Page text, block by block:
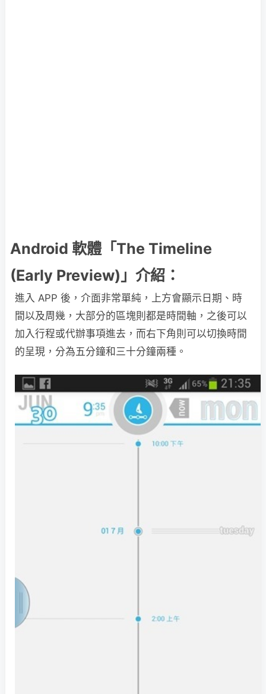
Android 軟體「The Timeline
(Early Preview)」介紹：
進入 APP 後，介面非常單純，上方會顯示日期、時
間以及周幾，大部分的區塊則都是時間軸，之後可以
加入行程或代辦事項進去，而右下角則可以切換時間
的呈現，分為五分鐘和三十分鐘兩種。